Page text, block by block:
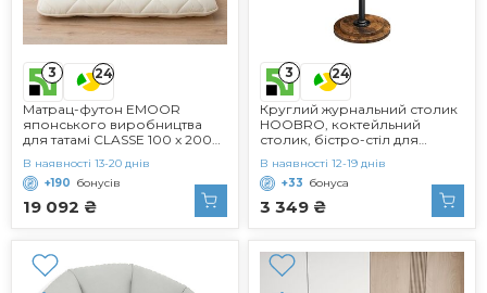
3 24
Матрац-футон EMOOR
японського виробництва
для татамі CLASSE 100 x 200
стандартний бавовняний
підлоговий матрац 100 x 200
см
19 092 ₴
В наявності 13-20 днів
+190 бонусів
3 24
Круглий журнальний столик
HOOBRO, коктейльний
столик, бістро-стіл для
вітальні, спальні,
рустикальний коричневий та
чорний EBF168BZ01 темно-
коричневий чорний
3 349 ₴
В наявності 12-19 днів
+33 бонуса